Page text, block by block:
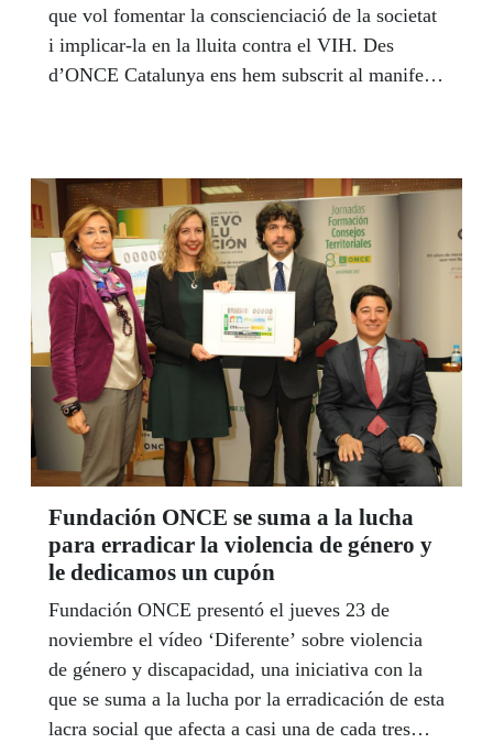
el empleo de las personas con discapacidad, y de
su portal de empleo Por Talento.
que vol fomentar la conscienciació de la societat
i implicar-la en la lluita contra el VIH. Des
d’ONCE Catalunya ens hem subscrit al manifest
compromís assumit per la comunitat
internacional de posar fi a l’epidèmia com a
amenaça per a la salut pública per al 2030,
objectiu que forma part de l’Agenda 2030 pel
Desenvolupament Sostenible, aprovada per
l’Assemblea de les Nacions Unides.
Fundación ONCE se suma a la lucha
para erradicar la violencia de género y
le dedicamos un cupón
Fundación ONCE presentó el jueves 23 de
noviembre el vídeo ‘Diferente’ sobre violencia
de género y discapacidad, una iniciativa con la
que se suma a la lucha por la erradicación de esta
lacra social que afecta a casi una de cada tres